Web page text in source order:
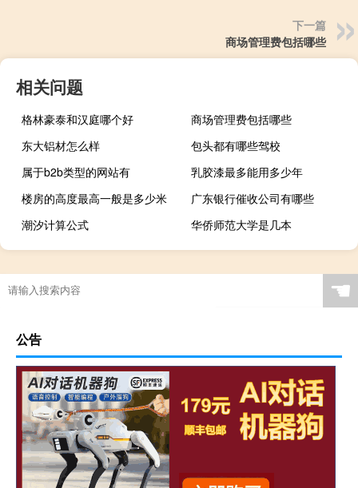
下一篇
商场管理费包括哪些
相关问题
格林豪泰和汉庭哪个好
商场管理费包括哪些
东大铝材怎么样
包头都有哪些驾校
属于b2b类型的网站有
乳胶漆最多能用多少年
楼房的高度最高一般是多少米
广东银行催收公司有哪些
潮汐计算公式
华侨师范大学是几本
☚
公告